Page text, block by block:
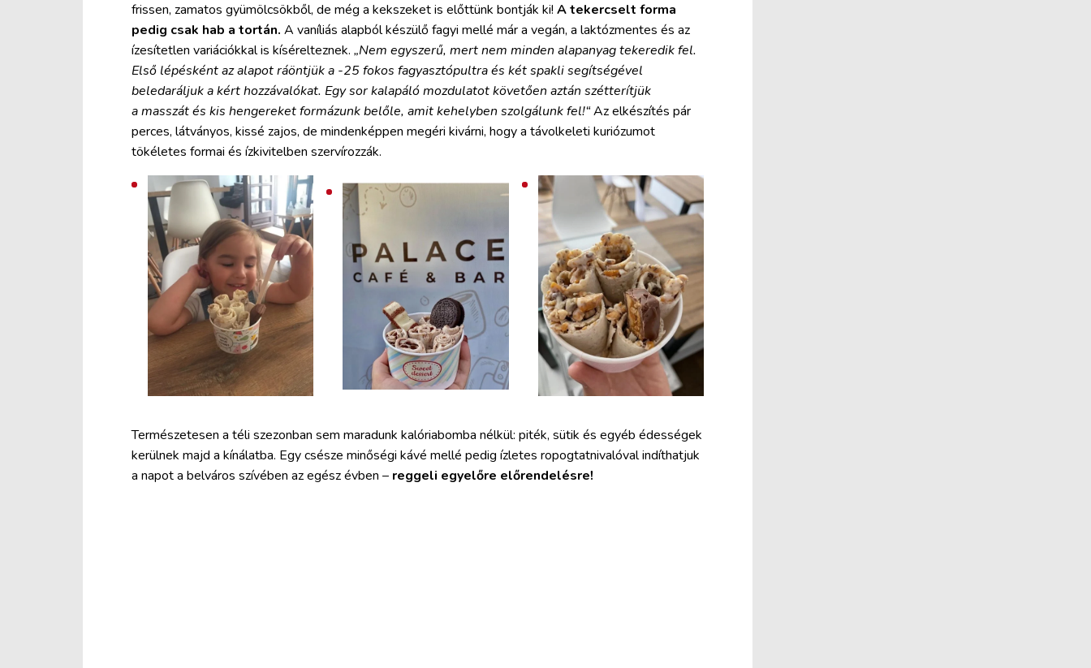
frissen, zamatos gyümölcsökből, de még a kekszeket is előttünk bontják ki! A tekercselt forma
pedig csak hab a tortán. A vaníliás alapból készülő fagyi mellé már a vegán, a laktózmentes és az
ízesítetlen variációkkal is kísérelteznek. „Nem egyszerű, mert nem minden alapanyag tekeredik fel.
Első lépésként az alapot ráöntjük a -25 fokos fagyasztópultra és két spakli segítségével
beledaráljuk a kért hozzávalókat. Egy sor kalapáló mozdulatot követően aztán szétterítjük
a masszát és kis hengereket formázunk belőle, amit kehelyben szolgálunk fel!“Az elkészítés pár
perces, látványos, kissé zajos, de mindenképpen megéri kivárni, hogy a távolkeleti kuriózumot
tökéletes formai és ízkivitelben szervírozzák.
Természetesen a téli szezonban sem maradunk kalóriabomba nélkül: piték, sütik és egyéb édességek
kerülnek majd a kínálatba. Egy csésze minőségi kávé mellé pedig ízletes ropogtatnivalóval indíthatjuk
a napot a belváros szívében az egész évben – reggeli egyelőre előrendelésre!